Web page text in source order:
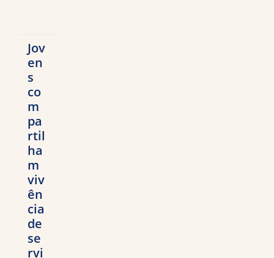
Jov
en
s
co
m
pa
rtil
ha
m
viv
ên
cia
de
se
rvi